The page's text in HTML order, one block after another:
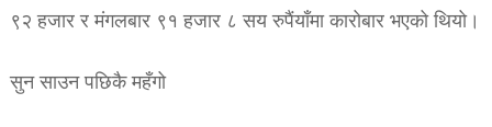
९२ हजार र मंगलबार ९१ हजार ८ सय रुपैंयाँमा कारोबार भएको थियो।
सुन साउन पछिकै महँगो